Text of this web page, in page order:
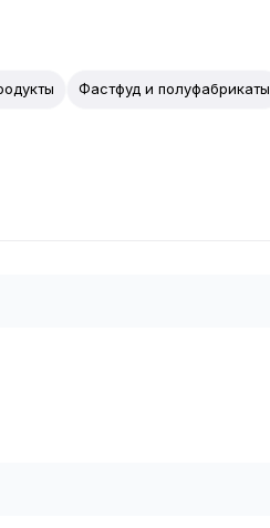
Фастфуд и полуфабрикаты